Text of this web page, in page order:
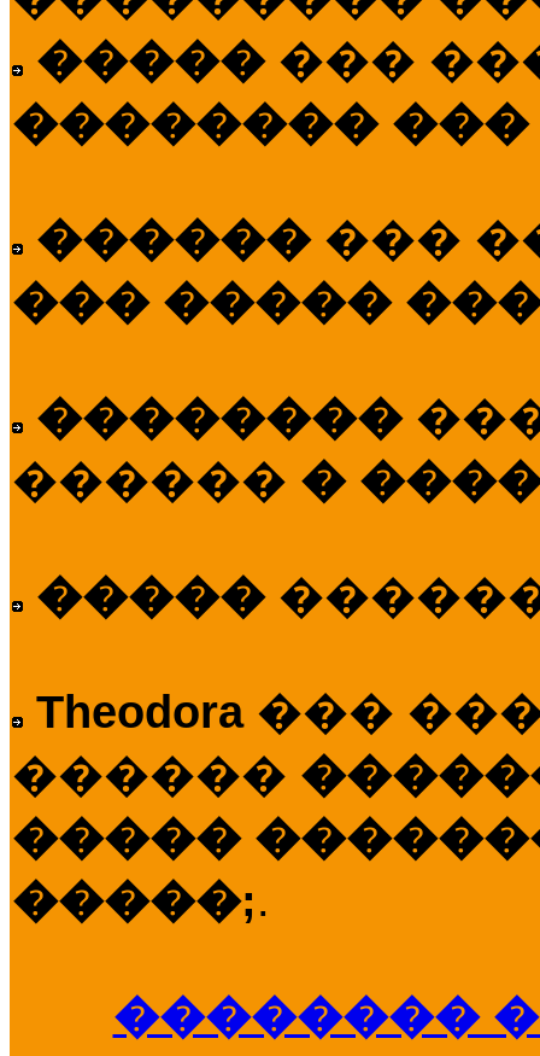
����� ���
��������
������ ���
��� �����
��������
������ �
�����
Theodora ���
������
�����
�����;.
��������